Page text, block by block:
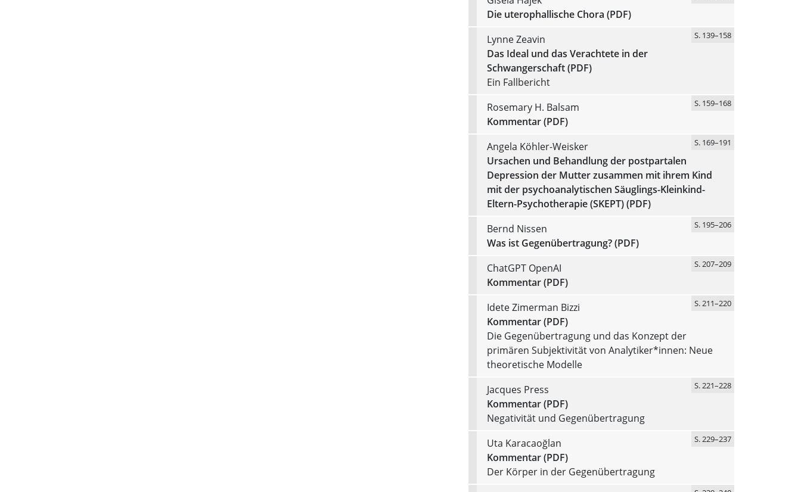
Die uterophallische Chora (PDF)
Lynne Zeavin
S. 139–158
Das Ideal und das Verachtete in der
Schwangerschaft (PDF)
Ein Fallbericht
Rosemary H. Balsam
S. 159–168
Kommentar (PDF)
Angela Köhler-Weisker
S. 169–191
Ursachen und Behandlung der postpartalen
Depression der Mutter zusammen mit ihrem Kind
mit der psychoanalytischen Säuglings-Kleinkind-
Eltern-Psychotherapie (SKEPT) (PDF)
Bernd Nissen
S. 195–206
Was ist Gegenübertragung? (PDF)
ChatGPT OpenAI
S. 207–209
Kommentar (PDF)
Idete Zimerman Bizzi
S. 211–220
Kommentar (PDF)
Die Gegenübertragung und das Konzept der
primären Subjektivität von Analytiker*innen: Neue
theoretische Modelle
Jacques Press
S. 221–228
Kommentar (PDF)
Negativität und Gegenübertragung
Uta Karacaoğlan
S. 229–237
Kommentar (PDF)
Der Körper in der Gegenübertragung